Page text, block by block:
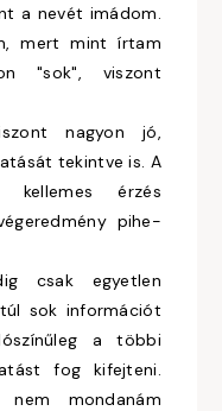
a nevét imádom.
mert mint írtam
"sok", viszont
nagyon jó,
tekintve is. A
kellemes érzés
pihe-
csak egyetlen
sok információt
a többi
fog kifejteni.
nem mondanám